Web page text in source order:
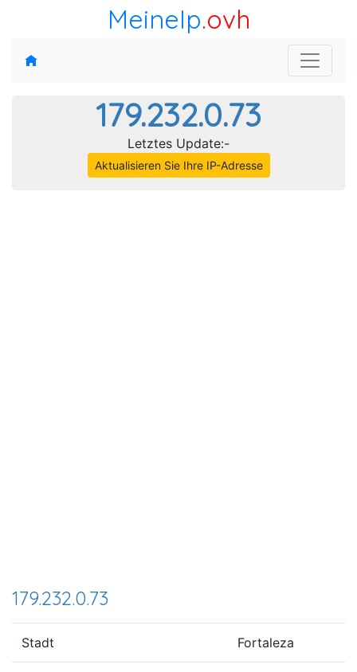
MeineIp.ovh
179.232.0.73
Letztes Update:-
Aktualisieren Sie Ihre IP-Adresse
179.232.0.73
Stadt Fortaleza